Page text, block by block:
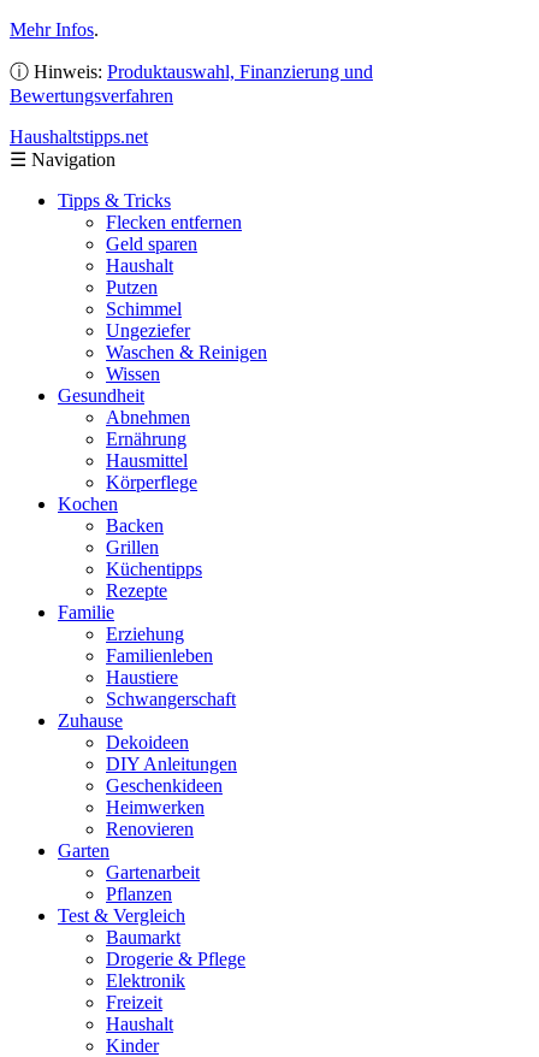
Mehr Infos.
ⓘ Hinweis: Produktauswahl, Finanzierung und
Bewertungsverfahren
Haushaltstipps.net
☰ Navigation
Tipps & Tricks
Flecken entfernen
Geld sparen
Haushalt
Putzen
Schimmel
Ungeziefer
Waschen & Reinigen
Wissen
Gesundheit
Abnehmen
Ernährung
Hausmittel
Körperflege
Kochen
Backen
Grillen
Küchentipps
Rezepte
Familie
Erziehung
Familienleben
Haustiere
Schwangerschaft
Zuhause
Dekoideen
DIY Anleitungen
Geschenkideen
Heimwerken
Renovieren
Garten
Gartenarbeit
Pflanzen
Test & Vergleich
Baumarkt
Drogerie & Pflege
Elektronik
Freizeit
Haushalt
Kinder